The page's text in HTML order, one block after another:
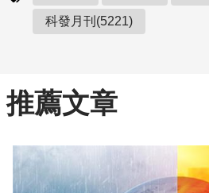
科發月刊(5221)
推薦文章